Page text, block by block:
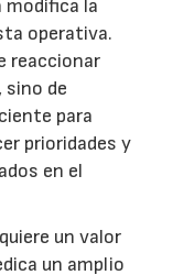
la
operativa.
reaccionar
sino de
para
prioridades y
en el
un valor
un amplio